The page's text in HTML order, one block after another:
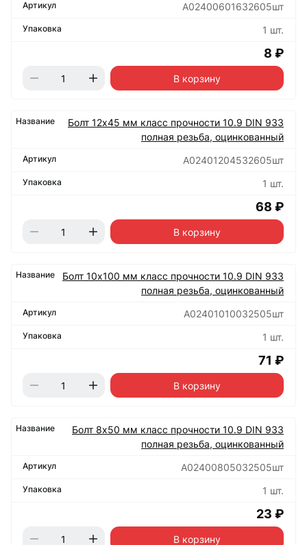
А02400601632605шт
1 шт.
8 ₽
В корзину
Болт 12х45 мм класс прочности 10.9 DIN 933
полная резьба, оцинкованный
А02401204532605шт
1 шт.
68 ₽
В корзину
Болт 10х100 мм класс прочности 10.9 DIN 933
полная резьба, оцинкованный
А02401010032505шт
1 шт.
71 ₽
В корзину
Болт 8х50 мм класс прочности 10.9 DIN 933
полная резьба, оцинкованный
А02400805032505шт
1 шт.
23 ₽
В корзину